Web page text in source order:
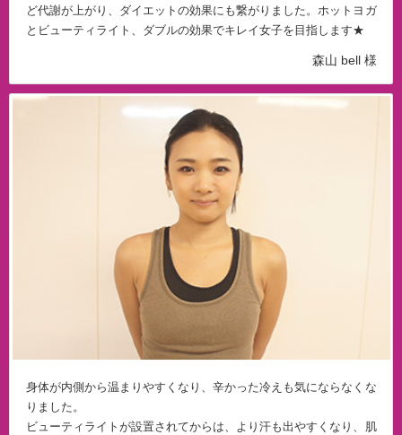
ど代謝が上がり、ダイエットの効果にも繋がりました。ホットヨガ
とビューティライト、ダブルの効果でキレイ女子を目指します★
森山 bell 様
身体が内側から温まりやすくなり、辛かった冷えも気にならなくな
りました。
ビューティライトが設置されてからは、より汗も出やすくなり、肌